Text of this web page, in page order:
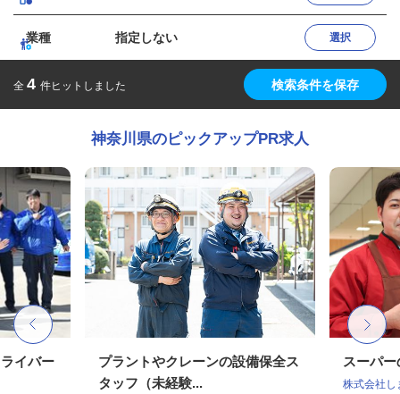
業種 指定しない 選択
全 4 件ヒットしました 検索条件を保存
神奈川県のピックアップPR求人
イバー
プラントやクレーンの設備保全ス
タッフ（未経験...
スーパ
株式会社し